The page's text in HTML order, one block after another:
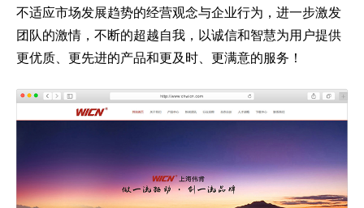
不适应市场发展趋势的经营观念与企业行为，进一步激发
团队的激情，不断的超越自我，以诚信和智慧为用户提供
更优质、更先进的产品和更及时、更满意的服务！